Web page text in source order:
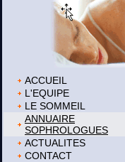
ACCUEIL
L'EQUIPE
LE SOMMEIL
ANNUAIRE
SOPHROLOGUES
ACTUALITES
CONTACT